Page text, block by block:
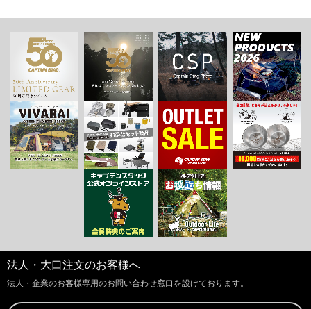
法人・大口注文のお客様へ
法人・企業のお客様専用のお問い合わせ窓口を設けております。